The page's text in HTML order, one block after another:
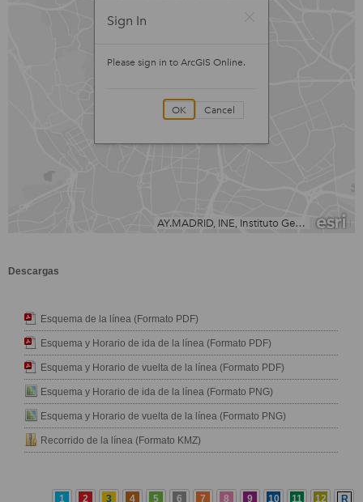
Descargas
Esquema de la línea (Formato PDF)
Esquema y Horario de ida de la línea (Formato PDF)
Esquema y Horario de vuelta de la línea (Formato PDF)
Esquema y Horario de ida de la línea (Formato PNG)
Esquema y Horario de vuelta de la línea (Formato PNG)
Recorrido de la línea (Formato KMZ)
1 2 3 4 5 6 7 8 9 10 11 12 R